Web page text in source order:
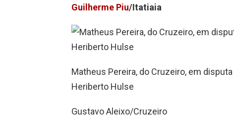
Guilherme Piu/Itatiaia
Matheus Pereira, do Cruzeiro, em
Heriberto Hulse
Gustavo Aleixo/Cruzeiro